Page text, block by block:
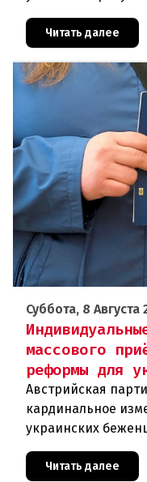
Те, кто без
Читать далее
Суббота, 8 Августа
массового
реформы для
Австрийская
кардинальное
украинских
отменить
убежища и
Читать далее